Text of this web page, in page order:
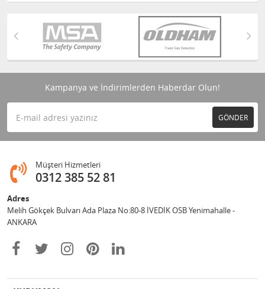
Kampanya ve İndirimlerden Haberdar Olun!
GÖNDER
Müşteri Hizmetleri
0312 385 52 81
Adres
Melih Gökçek Bulvarı Ada Plaza No:80-8 İVEDİK OSB Yenimahalle -
ANKARA